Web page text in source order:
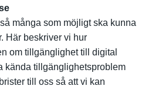
många som möjligt ska kunna
Här beskriver vi hur
om tillgänglighet till digital
kända tillgänglighetsproblem
till oss så att vi kan